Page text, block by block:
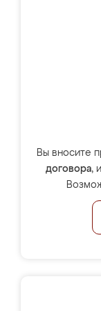
Вы вносите
договора,